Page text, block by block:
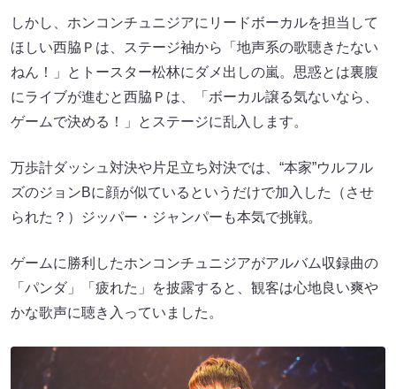
しかし、ホンコンチュニジアにリードボーカルを担当して
ほしい西脇Ｐは、ステージ袖から「地声系の歌聴きたない
ねん！」とトースター松林にダメ出しの嵐。思惑とは裏腹
にライブが進むと西脇Ｐは、「ボーカル譲る気ないなら、
ゲームで決める！」とステージに乱入します。
万歩計ダッシュ対決や片足立ち対決では、“本家”ウルフル
ズのジョンBに顔が似ているというだけで加入した（させ
られた？）ジッパー・ジャンパーも本気で挑戦。
ゲームに勝利したホンコンチュニジアがアルバム収録曲の
「パンダ」「疲れた」を披露すると、観客は心地良い爽や
かな歌声に聴き入っていました。